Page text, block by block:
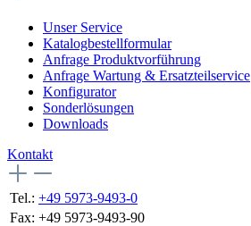
Unser Service
Katalogbestellformular
Anfrage Produktvorführung
Anfrage Wartung & Ersatzteilservice
Konfigurator
Sonderlösungen
Downloads
Kontakt
Tel.: +49 5973-9493-0
Fax: +49 5973-9493-90